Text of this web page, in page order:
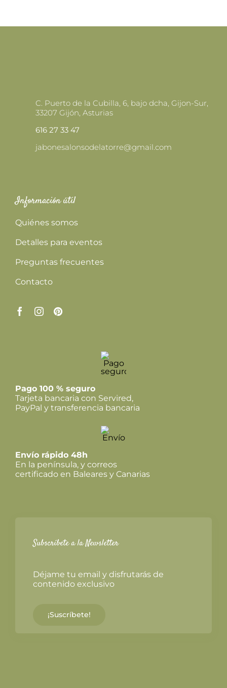
C. Puerto de la Cubilla, 6, bajo dcha, Gijon-Sur,
33207 Gijón, Asturias
616 27 33 47
jabonesalonsodelatorre@gmail.com
Información útil
Quiénes somos
Detalles para eventos
Preguntas frecuentes
Contacto
Pago 100 % seguro
Tarjeta bancaria con Servired,
PayPal y transferencia bancaria
Envío rápido 48h
En la península, y correos
certificado en Baleares y Canarias
Subscríbete a la Newsletter
Déjame tu email y disfrutarás de
contenido exclusivo
¡Suscríbete!